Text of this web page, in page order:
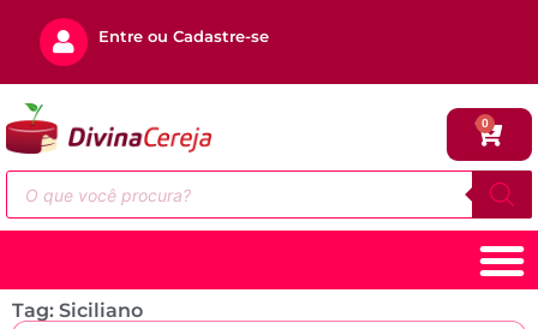
Entre ou Cadastre-se
0
Tag: Siciliano